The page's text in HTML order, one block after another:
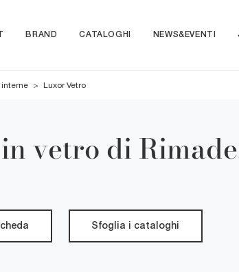
BRAND CATALOGHI NEWS&EVENTI
interne > Luxor Vetro
vetro di
Sfoglia i cataloghi